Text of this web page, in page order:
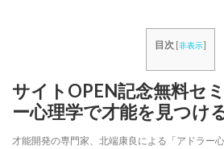
目次 [非表示]
サイトOPEN記念無料セ
ー心理学で才能を見つけ
才能開発の専門家、北端康良による「アドラー